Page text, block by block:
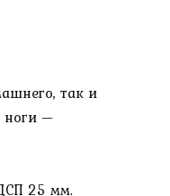
так и
ноги —
25 мм.